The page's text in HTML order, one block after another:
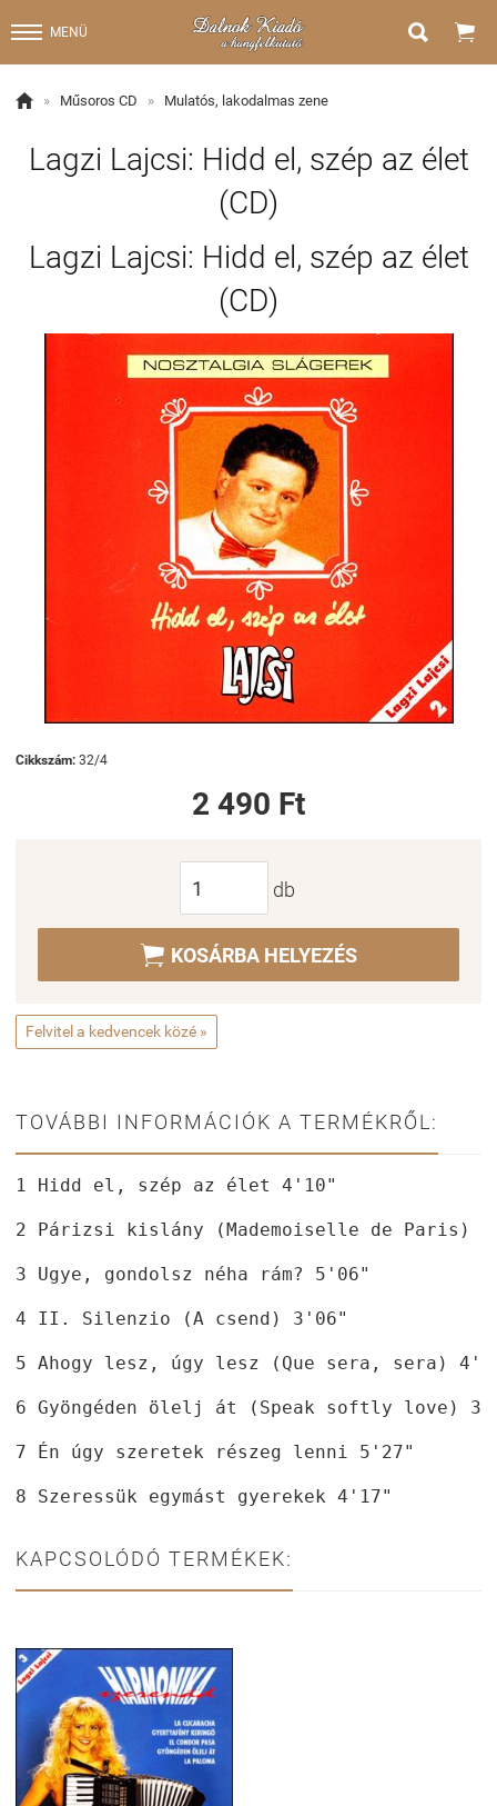
MENÜ  
 » Műsoros CD » Mulatós, lakodalmas zene
Lagzi Lajcsi: Hidd el, szép az élet
(CD)
Lagzi Lajcsi: Hidd el, szép az élet
(CD)
Cikkszám: 32/4
2 490 Ft
db
 KOSÁRBA HELYEZÉS
Felvitel a kedvencek közé »
TOVÁBBI INFORMÁCIÓK A TERMÉKRŐL:
1 Hidd el, szép az élet 4'10"
2 Párizsi kislány (Mademoiselle de Paris)
3 Ugye, gondolsz néha rám? 5'06"
4 II. Silenzio (A csend) 3'06"
5 Ahogy lesz, úgy lesz (Que sera, sera)
6 Gyöngéden ölelj át (Speak softly love)
7 Én úgy szeretek részeg lenni 5'27"
8 Szeressük egymást gyerekek 4'17"
KAPCSOLÓDÓ TERMÉKEK: